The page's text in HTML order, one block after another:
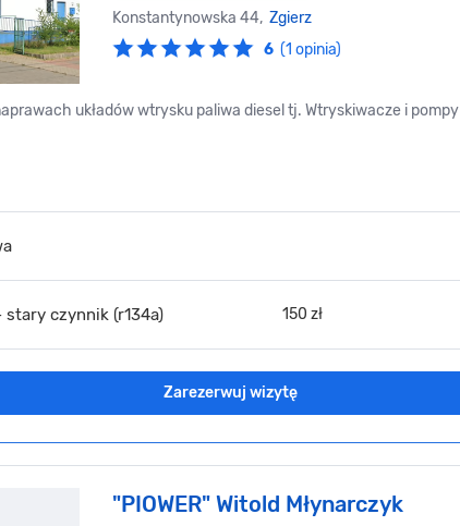
Konstantynowska 44, Zgierz
6 (1 opinia)
układów wtrysku paliwa diesel tj. Wtryskiwacze i pompy
czynnik (r134a) 150 zł
Zarezerwuj wizytę
"PIOWER" Witold Młynarczyk